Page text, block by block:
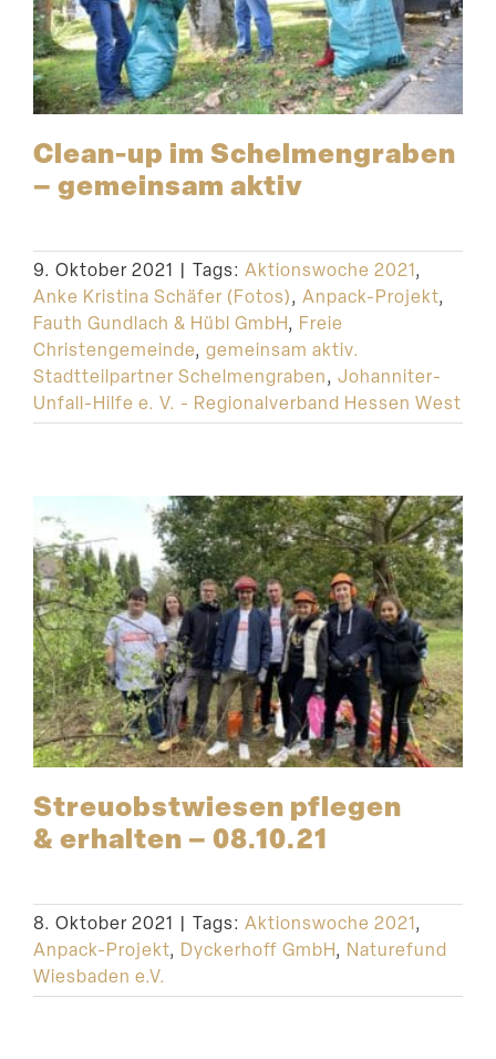
Clean-up im Schel­men­graben
– gemeinsam aktiv
9. Oktober 2021 | Tags: Aktionswoche 2021,
Anke Kristina Schäfer (Fotos), Anpack-Projekt,
Fauth Gundlach & Hübl GmbH, Freie
Christengemeinde, gemeinsam aktiv.
Stadtteilpartner Schelmengraben, Johanniter-
Unfall-Hilfe e. V. - Regionalverband Hessen West
Streu­obst­wiesen pflegen
& erhalten – 08.10.21
8. Oktober 2021 | Tags: Aktionswoche 2021,
Anpack-Projekt, Dyckerhoff GmbH, Naturefund
Wiesbaden e.V.